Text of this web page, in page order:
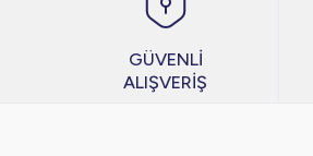
GÜVENLİ
ALIŞVERİŞ